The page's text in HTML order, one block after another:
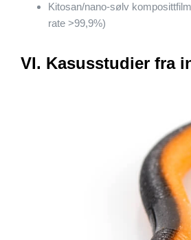
Kitosan/nano-sølv
rate >99,9%)
VI. Kasusstudier fra